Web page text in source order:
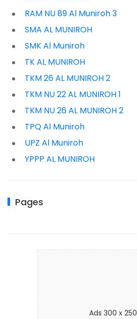
RAM NU 89 Al Muniroh 3
SMA AL MUNIROH
SMK Al Muniroh
TK AL MUNIROH
TKM 26 AL MUNIROH 2
TKM NU 22 AL MUNIROH 1
TKM NU 26 AL MUNIROH 2
TPQ Al Muniroh
UPZ Al Muniroh
YPPP AL MUNIROH
Pages
Ads 300 x 250